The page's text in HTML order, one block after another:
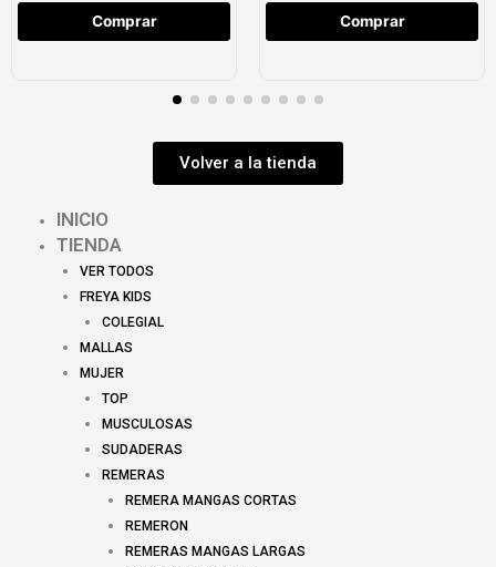
Comprar Comprar
Volver a la tienda
INICIO
TIENDA
VER TODOS
FREYA KIDS
COLEGIAL
MALLAS
MUJER
TOP
MUSCULOSAS
SUDADERAS
REMERAS
REMERA MANGAS CORTAS
REMERON
REMERAS MANGAS LARGAS